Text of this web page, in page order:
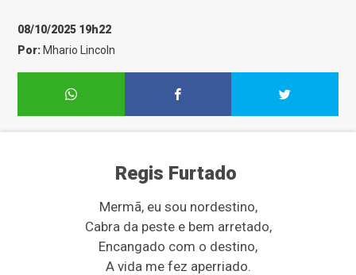
08/10/2025 19h22
Por: Mhario Lincoln
Regis Furtado
Mermã, eu sou nordestino,
Cabra da peste e bem arretado,
Encangado com o destino,
A vida me fez aperriado.